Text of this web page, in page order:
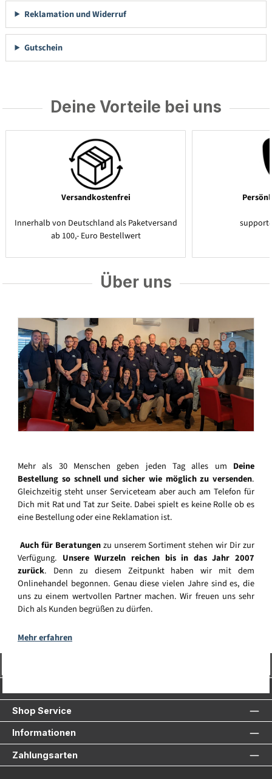
Reklamation und Widerruf
Gutschein
Deine Vorteile bei uns
Versandkostenfrei
Innerhalb von Deutschland als Paketversand
ab 100,- Euro Bestellwert
Über uns
Mehr als 30 Menschen geben jeden Tag alles um Deine
Bestellung so schnell und sicher wie möglich zu versenden.
Gleichzeitig steht unser Serviceteam aber auch am Telefon für
Dich mit Rat und Tat zur Seite. Dabei spielt es keine Rolle ob es
eine Bestellung oder eine Reklamation ist.
Auch für Beratungenzu unserem Sortiment stehen wir Dir zur
Verfügung. Unsere Wurzeln reichen bis in das Jahr 2007
zurück. Denn zu diesem Zeitpunkt haben wir mit dem
Onlinehandel begonnen. Genau diese vielen Jahre sind es, die
uns zu einem wertvollen Partner machen. Wir freuen uns sehr
Dich als Kunden begrüßen zu dürfen.
Mehr erfahren
Shop Service
Informationen
Zahlungsarten